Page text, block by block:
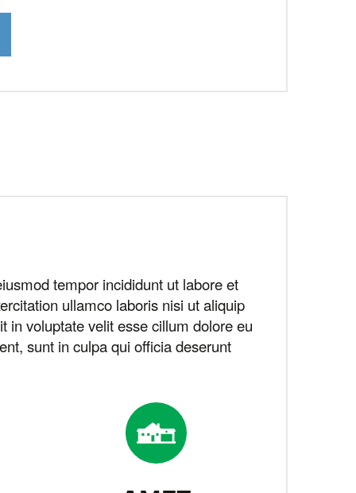
tempor incididunt ut labore et
ullamco laboris nisi ut aliquip
in voluptate velit esse cillum dolore eu
sunt in culpa qui officia deserunt